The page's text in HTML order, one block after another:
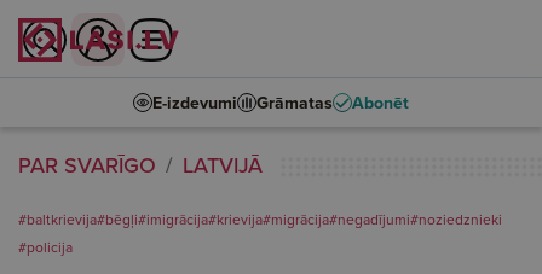
E-izdevumi Grāmatas Abonēt
PAR SVARĪGO LATVIJĀ
#baltkrievija#bēgļi#imigrācija#krievija#migrācija#negadījumi#noziedznieki
#policija